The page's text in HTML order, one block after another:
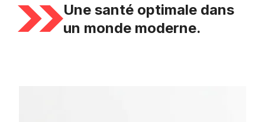
Une santé optimale dans
un monde moderne.